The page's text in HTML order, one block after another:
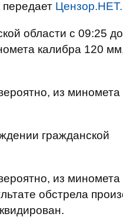
Цензор.НЕТ.
области с 09:25
калибра 120
из миномета
гражданской
из миномета
обстрела